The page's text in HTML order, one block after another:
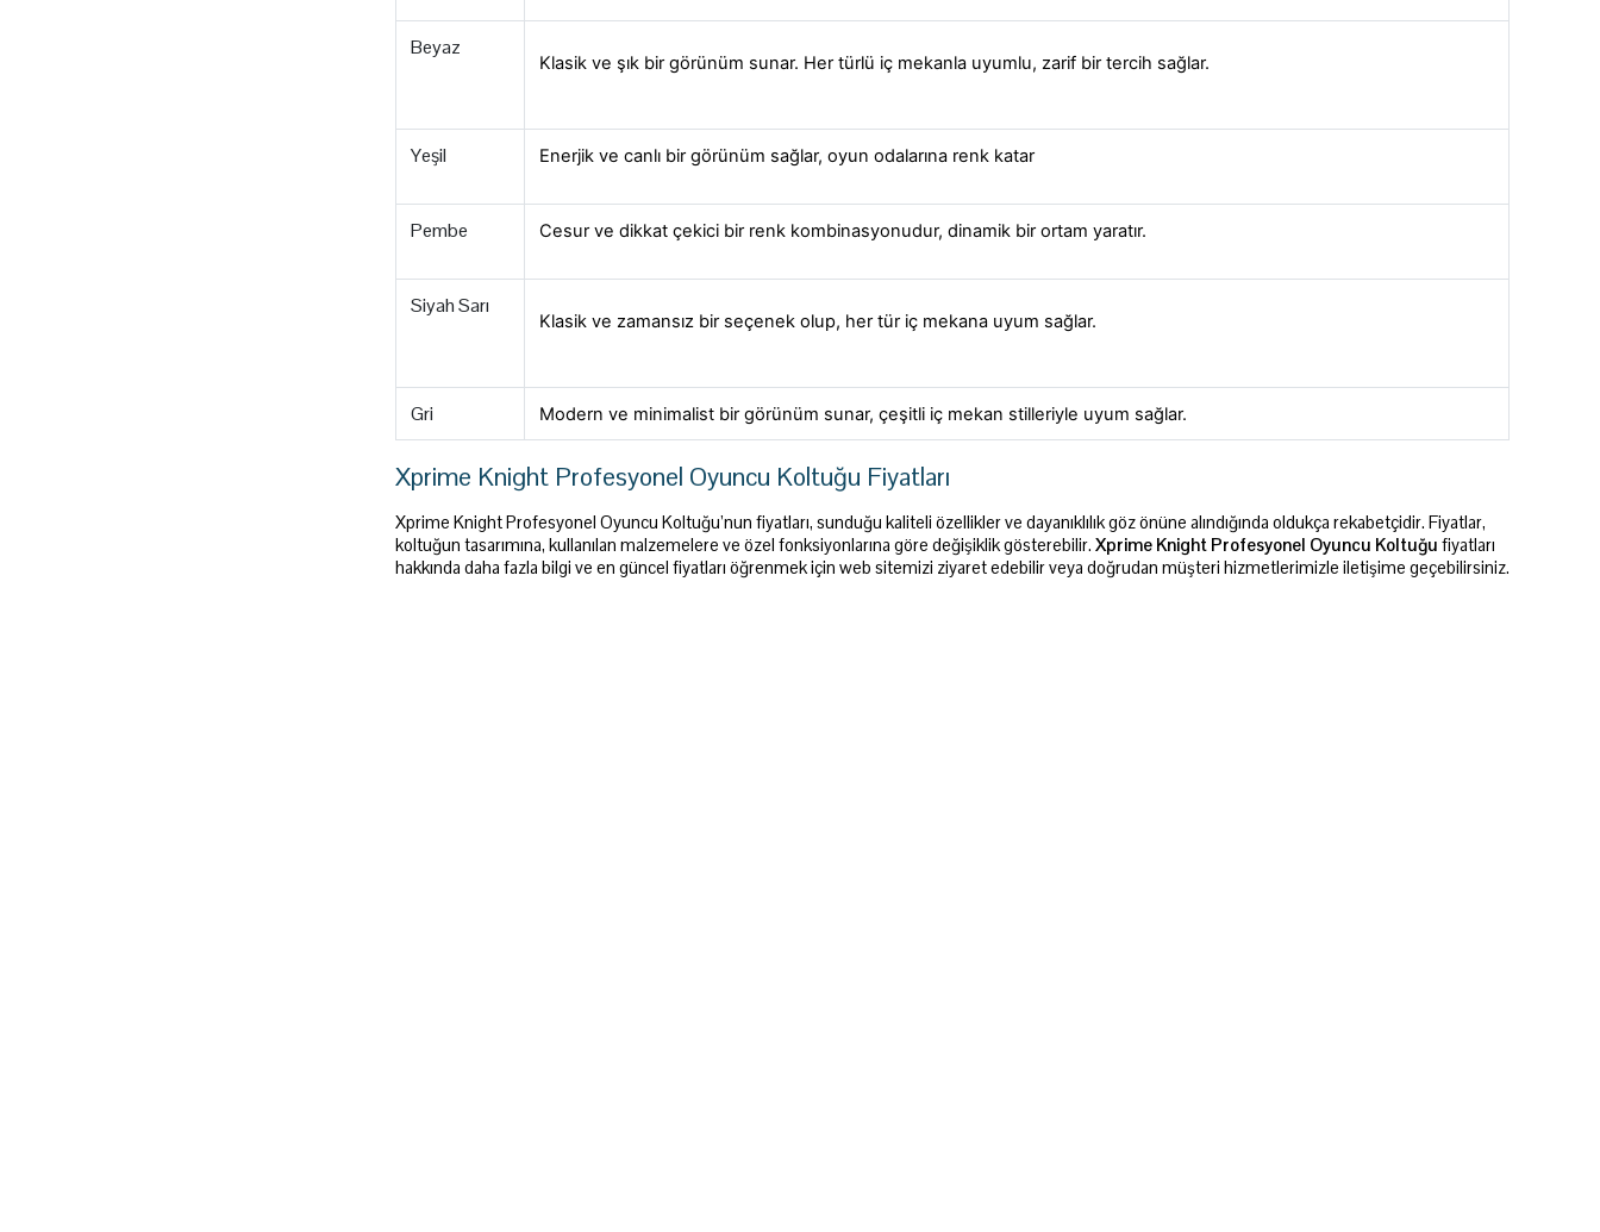
Beyaz
Klasik ve şık bir görünüm sunar. Her türlü iç mekanla uyumlu, zarif bir tercih sağlar.
Yeşil Enerjik ve canlı bir görünüm sağlar, oyun odalarına renk katar
Pembe Cesur ve dikkat çekici bir renk kombinasyonudur, dinamik bir ortam yaratır.
Siyah Sarı
Klasik ve zamansız bir seçenek olup, her tür iç mekana uyum sağlar.
Gri Modern ve minimalist bir görünüm sunar, çeşitli iç mekan stilleriyle uyum sağlar.
Xprime Knight Profesyonel Oyuncu Koltuğu Fiyatları
Xprime Knight Profesyonel Oyuncu Koltuğu’nun fiyatları, sunduğu kaliteli özellikler ve dayanıklılık göz önüne alındığında oldukça rekabetçidir. Fiyatlar,
koltuğun tasarımına, kullanılan malzemelere ve özel fonksiyonlarına göre değişiklik gösterebilir. Xprime Knight Profesyonel Oyuncu Koltuğu fiyatları
hakkında daha fazla bilgi ve en güncel fiyatları öğrenmek için web sitemizi ziyaret edebilir veya doğrudan müşteri hizmetlerimizle iletişime geçebilirsiniz.